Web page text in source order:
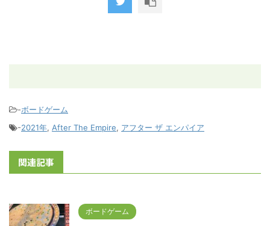
-ボードゲーム
-2021年, After The Empire, アフター ザ エンパイア
関連記事
ボードゲーム